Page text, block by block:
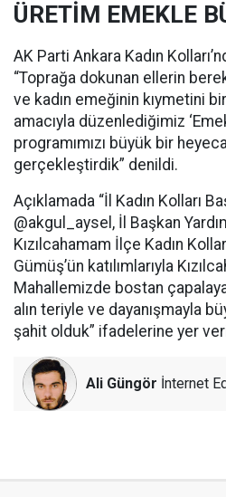
ÜRETİM EMEKLE
AK Parti Ankara Kadın
“Toprağa dokunan ellerin
ve kadın emeğinin kıymetini
amacıyla düzenlediğimiz
programımızı büyük bir
gerçekleştirdik” denildi.
Açıklamada “İl Kadın Kolları
@akgul_aysel, İl Başkan
Kızılcahamam İlçe Kadın
Gümüş’ün katılımlarıyla
Mahallemizde bostan
alın teriyle ve dayanışmayla
şahit olduk” ifadelerine yer
Ali Güngör İnternet